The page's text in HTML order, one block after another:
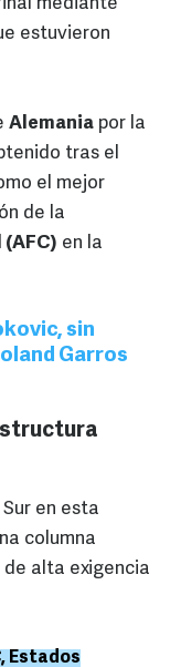
mediante
estuvieron
Alemania por la
tras el
el mejor
de la
en la
sin
Garros
en esta
columna
alta exigencia
Estados